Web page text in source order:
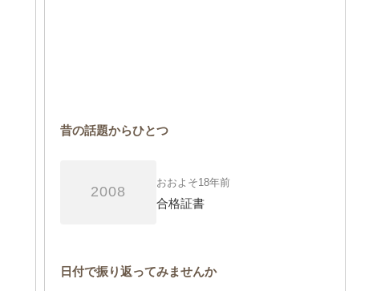
昔の話題からひとつ
2008
おおよそ18年前
合格証書
日付で振り返ってみませんか